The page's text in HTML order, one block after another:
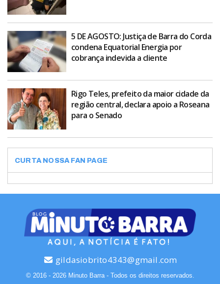
5 DE AGOSTO: Justiça de Barra do Corda
condena Equatorial Energia por
cobrança indevida a cliente
Rigo Teles, prefeito da maior cidade da
região central, declara apoio a Roseana
para o Senado
CURTA NOSSA FAN PAGE
gildasiobrito4343@gmail.com
© 2016 - 2026 Minuto Barra - Todos os direitos reservados.